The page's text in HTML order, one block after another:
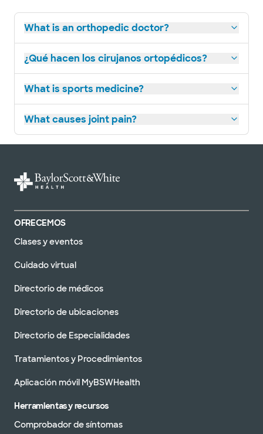
No se aceptan
pacientes sin cita
previa
Ver horarios
Programar una cita
Baylor Scott & Clínica Blanca -
Round Rock 300 Universidad
300A University Blvd, Round Rock, TX, 78665
No se aceptan
2600 E Pflugerville Pkwy Edificio 1, Oficina
DIRECCIONES
Aceptamos visitas sin cita previa
Baylor Scott & Centro Médico
Blanco - Round Rock
300 University Blvd, Round Rock, TX, 78665
What is an orthopedic doctor?
¿Qué hacen los cirujanos ortopédicos?
What is sports medicine?
What causes joint pain?
OFRECEMOS
Clases y eventos
Cuidado virtual
Directorio de médicos
Directorio de ubicaciones
Directorio de Especialidades
Tratamientos y Procedimientos
Aplicación móvil MyBSWHealth
Herramientas y recursos
Comprobador de síntomas